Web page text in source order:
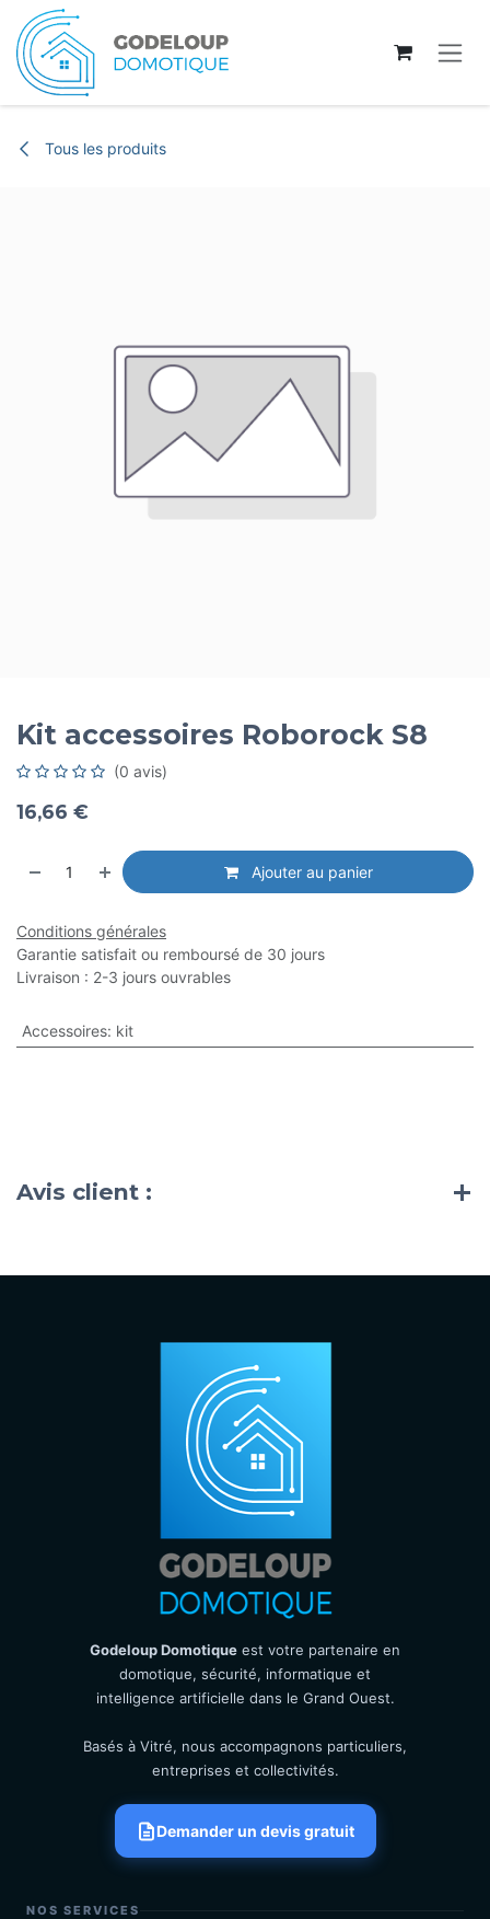
Se rendre au contenu
Tous les produits
Kit accessoires Roborock S8
(0 avis)
16,66 €
Ajouter au panier
Conditions générales
Garantie satisfait ou remboursé de 30 jours
Livraison : 2-3 jours ouvrables
Accessoires: kit
Avis client :
Godeloup Domotique est votre partenaire en
domotique, sécurité, informatique et
intelligence artificielle dans le Grand Ouest.
Basés à Vitré, nous accompagnons particuliers,
entreprises et collectivités.
Demander un devis gratuit
NOS SERVICES